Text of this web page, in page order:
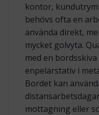
kontor,
behövs ofta en
använda direkt,
mycket golvyta.
med en
enpelarstativ i
Bordet kan
mottagning eller